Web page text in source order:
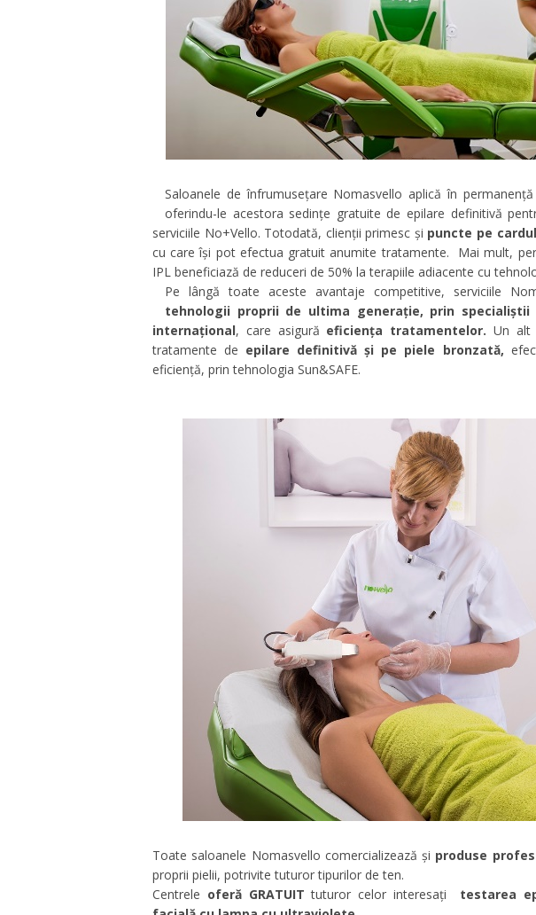
Saloanele de înfrumusețare Nomasvello aplică în permanență
oferindu-le acestora sedințe gratuite de epilare definitivă
serviciile No+Vello. Totodată, clienții primesc și puncte pe
cu care își pot efectua gratuit anumite tratamente. Mai mult,
IPL beneficiază de reduceri de 50% la terapiile adiacente cu
Pe lângă toate aceste avantaje competitive, serviciile
tehnologii proprii de ultima generație, prin
internațional, care asigură eficiența tratamentelor. Un alt
tratamente de epilare definitivă și pe piele bronzată,
eficiență, prin tehnologia Sun&SAFE.
Toate saloanele Nomasvello comercializează și produse
proprii pielii, potrivite tuturor tipurilor de ten.
Centrele oferă GRATUIT tuturor celor interesați testarea